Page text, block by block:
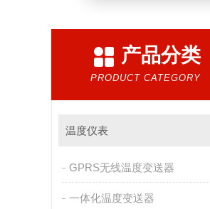
产品分类
PRODUCT CATEGORY
温度仪表
GPRS无线温度变送器
一体化温度变送器